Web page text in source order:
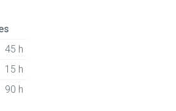
45 h
15 h
90 h